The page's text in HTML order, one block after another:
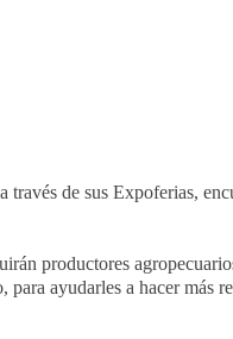
de sus Expoferias,
productores
ayudarles a hacer más